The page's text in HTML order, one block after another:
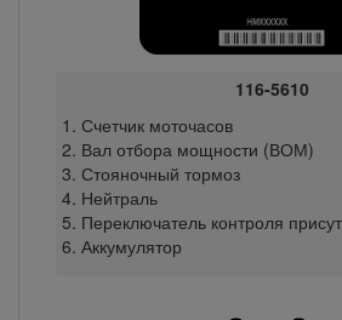
116-5610
Счетчик моточасов
Вал отбора мощности (ВОМ)
Стояночный тормоз
Нейтраль
Переключатель контроля
Аккумулятор